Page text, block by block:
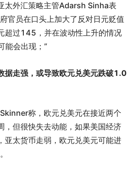
太外汇策略主管Adarsh Sinha表
官员在口头上加大了反对日元贬值
超过145，并在波动性上升的情况
能会出现；”
据走强，或导致欧元兑美元跌破1.0
称，欧元兑美元在接近两个
，但很快失去动能，如果美国经济
亚太货币走弱，欧元兑美元可能进